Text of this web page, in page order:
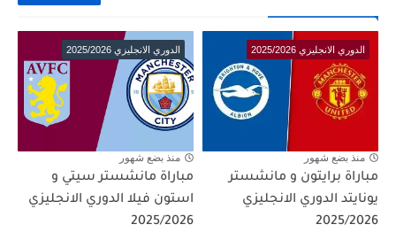
الدوري الانجليزي 2025/2026
منذ بضع شهور
مباراة برايتون و مانشستر
يونايتد الدوري الانجليزي
2025/2026
الدوري الانجليزي 2025/2026
منذ بضع شهور
مباراة مانشستر سيتي و
استون فيلا الدوري الانجليزي
2025/2026